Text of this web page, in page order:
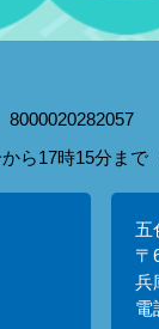
ら17時15分まで
五
〒
兵
電